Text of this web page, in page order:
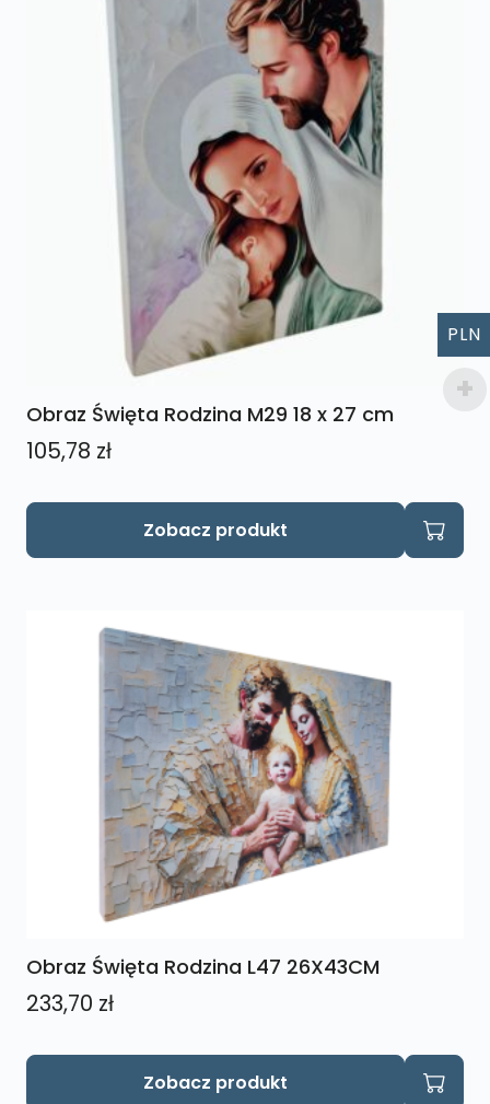
Obraz Święta Rodzina M29 18 x 27 cm
105,78 zł
Zobacz produkt
Obraz Święta Rodzina L47 26X43CM
233,70 zł
Zobacz produkt
PLN